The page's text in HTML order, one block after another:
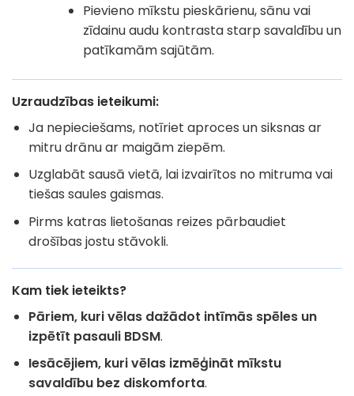
Pievieno mīkstu pieskārienu, sānu vai
zīdainu audu kontrasta starp savaldību un
patīkamām sajūtām.
Uzraudzības ieteikumi:
Ja nepieciešams, notīriet aproces un siksnas ar
mitru drānu ar maigām ziepēm.
Uzglabāt sausā vietā, lai izvairītos no mitruma vai
tiešas saules gaismas.
Pirms katras lietošanas reizes pārbaudiet
drošības jostu stāvokli.
Kam tiek ieteikts?
Pāriem, kuri vēlas dažādot intīmās spēles un
izpētīt pasauli BDSM.
Iesācējiem, kuri vēlas izmēģināt mīkstu
savaldību bez diskomforta.